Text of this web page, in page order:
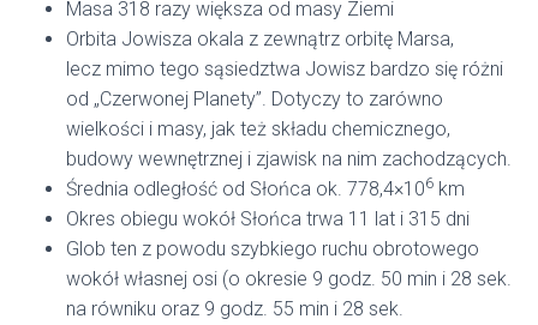
Masa 318 razy większa od masy Ziemi
Orbita Jowisza okala z zewnątrz orbitę Marsa,
lecz mimo tego sąsiedztwa Jowisz bardzo się różni
od „Czerwonej Planety”. Dotyczy to zarówno
wielkości i masy, jak też składu chemicznego,
budowy wewnętrznej i zjawisk na nim zachodzących.
Średnia odległość od Słońca ok. 778,4×106 km
Okres obiegu wokół Słońca trwa 11 lat i 315 dni
Glob ten z powodu szybkiego ruchu obrotowego
wokół własnej osi (o okresie 9 godz. 50 min i 28 sek.
na równiku oraz 9 godz. 55 min i 28 sek.